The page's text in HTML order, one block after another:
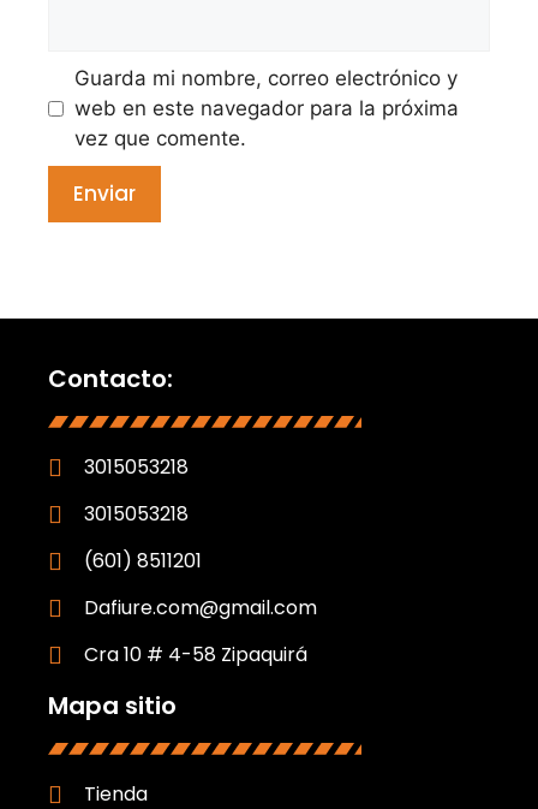
Guarda mi nombre, correo electrónico y
web en este navegador para la próxima
vez que comente.
Contacto:
3015053218
3015053218
(601) 8511201
Dafiure.com@gmail.com
Cra 10 # 4-58 Zipaquirá
Mapa sitio
Tienda